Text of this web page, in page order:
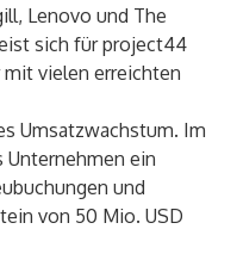
Lenovo und The
sich für project44
mit vielen erreichten
Umsatzwachstum. Im
Unternehmen ein
und
von 50 Mio. USD